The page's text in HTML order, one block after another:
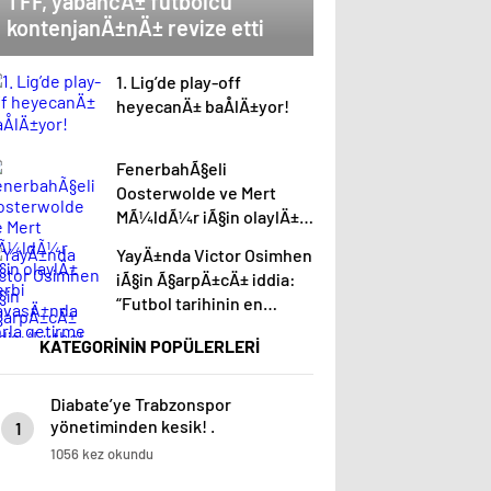
kontenjanÄ±nÄ± revize etti
1. Lig’de play-off
heyecanÄ± baÅlÄ±yor!
FenerbahÃ§eli
Oosterwolde ve Mert
MÃ¼ldÃ¼r iÃ§in olaylÄ±
getirme kararÄ±
YayÄ±nda Victor Osimhen
iÃ§in Ã§arpÄ±cÄ± iddia:
“Futbol tarihinin en
KATEGORİNİN POPÜLERLERİ
1
Diabate’ye Trabzonspor
yönetiminden kesik! .
1056 kez okundu